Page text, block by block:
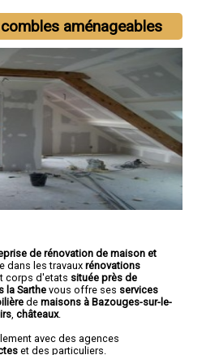
aménageables
de rénovation de maison et
dans les travaux rénovations
corps d'etats située près de
la Sarthe vous offre ses services
de maisons à Bazouges-sur-le-
châteaux.
avec des agences
et des particuliers.